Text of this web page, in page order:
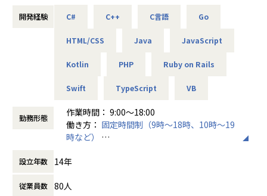
私たち組織のカルチャーや、「はたらいて、笑おう。」を実
******************************************************
**************
【業務の変更の範囲】
会社の定める職種(出向を命じることがあり、その場合は出向
先の定める職種)
■この仕事で得られるもの
自分の高めたい技術、スキルに向かってひたむきに取り組め
もし、何かに躓いたときや不安になった時はいつでも相談し
私たちはあなたがやりたくないと思うことは強要しません。
・オープン系Webシステム開発
・ゲームアプリ開発
・AI・IoT関連システム
・官公庁業務システム開発
※スキルにあったフェーズからお任せしていきます。
【仕事の魅力】
・エンジニア本人が案件を希望・選択
システムの種類や活かしたいスキル、勤務地、残業状況など
詳細をヒアリングしています。
開発経験 C# C++ C言語 Go
HTML/CSS Java JavaScript
Kotlin PHP Ruby on Rails
Swift TypeScript VB
勤務形態
作業時間： 9:00〜18:00
働き方： 固定時間制（9時～18時、10時～19
時など）
休憩時間： 60分
設立年数 14年
従業員数 80人